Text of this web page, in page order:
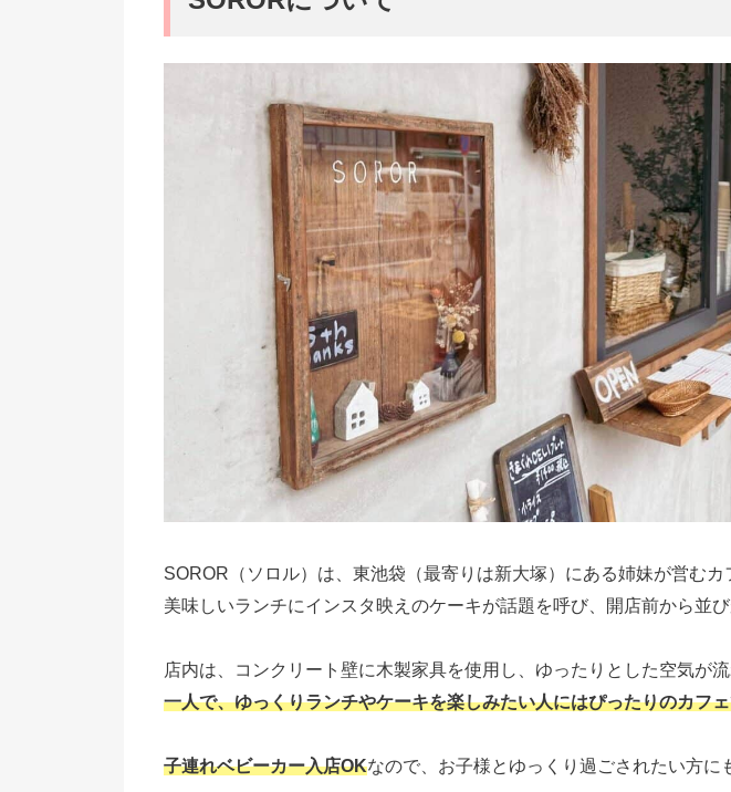
SOROR（ソロル）は、東池袋（最寄りは新大塚）にある姉妹が営むカ
美味しいランチにインスタ映えのケーキが話題を呼び、開店前から並び
店内は、コンクリート壁に木製家具を使用し、ゆったりとした空気が流
一人で、ゆっくりランチやケーキを楽しみたい人にはぴったりのカフ
子連れベビーカー入店OKなので、お子様とゆっくり過ごされたい方に